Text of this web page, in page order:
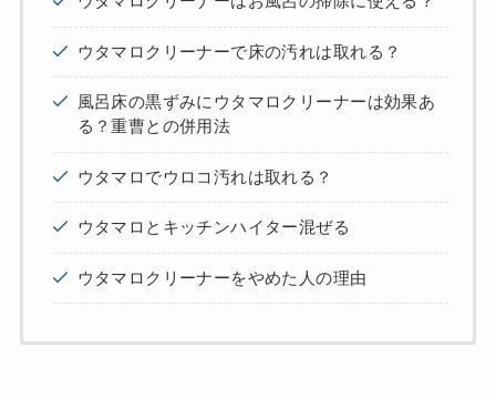
ウタマロクリーナーで床の汚れは取れる？
風呂床の黒ずみにウタマロクリーナーは効果あ
る？重曹との併用法
ウタマロでウロコ汚れは取れる？
ウタマロとキッチンハイター混ぜる
ウタマロクリーナーをやめた人の理由